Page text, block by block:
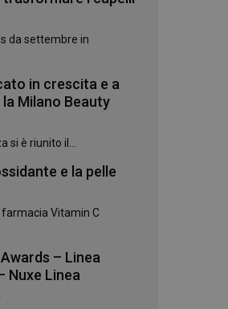
da settembre in
in crescita e a
Milano Beauty
si è riunito il...
e la pelle
Vitamin C
– Linea
Nuxe Linea